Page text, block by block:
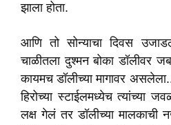
झाला होता.
आणि तो सोन्याचा दिवस
चाळीतला दुश्मन बोका डॉलीवर
कायमच डॉलीच्या मागावर
हिरोच्या स्टाईलमध्येच त्यांच्या
लक्ष गेलं तर डॉलीच्या मालकाची